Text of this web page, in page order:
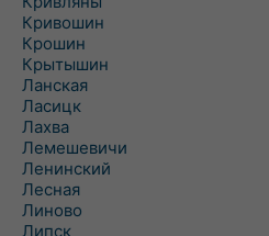
Кривошин
Крошин
Крытышин
Ланская
Ласицк
Лахва
Лемешевичи
Ленинский
Лесная
Линово
Липск